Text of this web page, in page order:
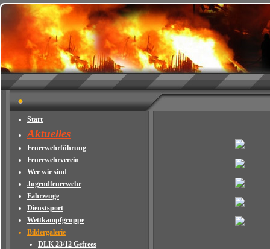
Start
Aktuelles
Feuerwehrführung
Feuerwehrverein
Wer wir sind
Jugendfeuerwehr
Fahrzeuge
Dienstsport
Wettkampfgruppe
Bildergalerie
DLK 23/12 Gefrees